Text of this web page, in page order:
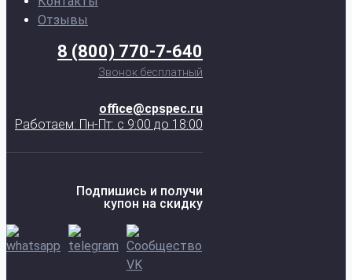
Отзывы
8 (800) 770-7-640
Звонок бесплатный
office@cpspec.ru
Работаем: Пн-Пт: с 9:00 до 18:00
Подпишись и получи
купон на скидку